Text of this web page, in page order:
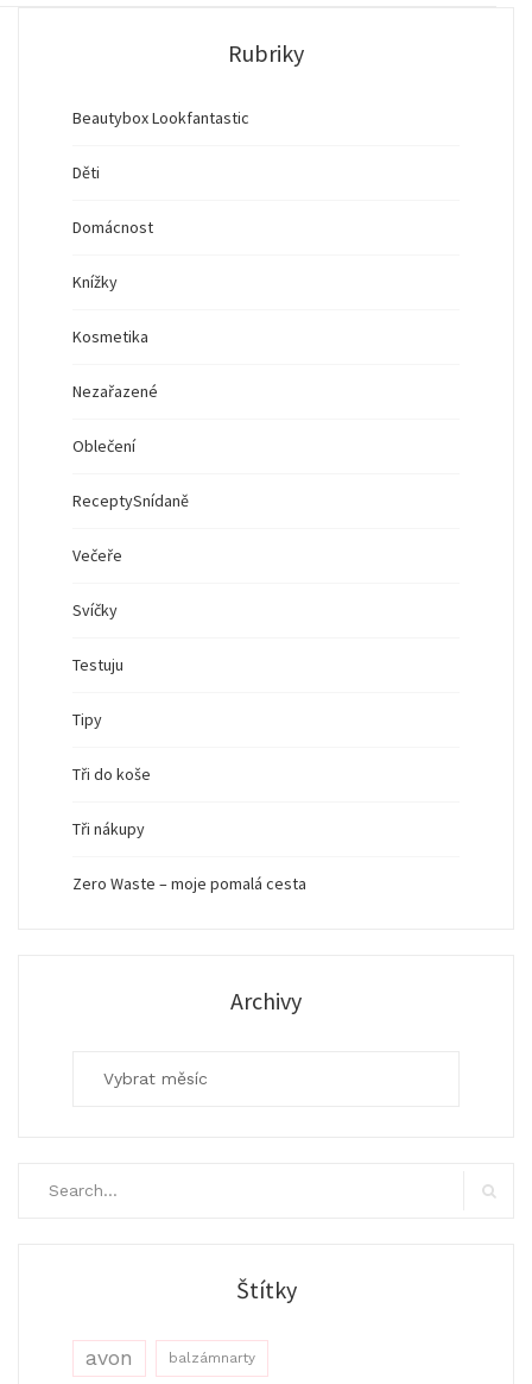
Rubriky
Beautybox Lookfantastic
Děti
Domácnost
Knížky
Kosmetika
Nezařazené
Oblečení
ReceptySnídaně
Večeře
Svíčky
Testuju
Tipy
Tři do koše
Tři nákupy
Zero Waste – moje pomalá cesta
Archivy
Štítky
avon balzámnarty